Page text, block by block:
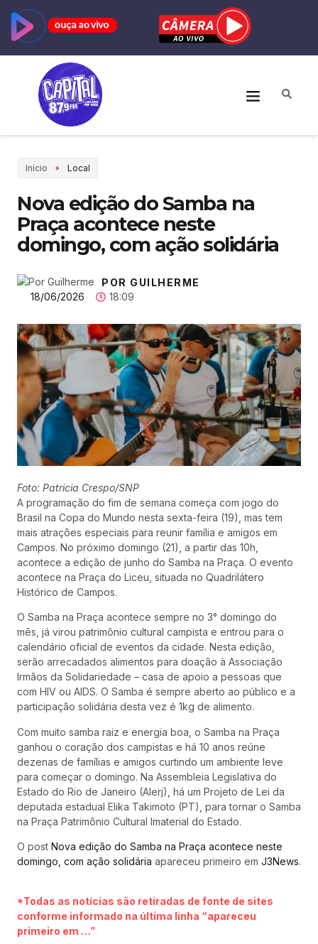
Início Local
Nova edição do Samba na
Praça acontece neste
domingo, com ação solidária
POR GUILHERME
18/06/2026
18:09
Foto: Patricia Crespo/SNP
A programação do fim de semana começa com jogo do
Brasil na Copa do Mundo nesta sexta-feira (19), mas tem
mais atrações especiais para reunir família e amigos em
Campos. No próximo domingo (21), a partir das 10h,
acontece a edição de junho do Samba na Praça. O evento
acontece na Praça do Liceu, situada no Quadrilátero
Histórico de Campos.
O Samba na Praça acontece sempre no 3° domingo do
mês, já virou patrimônio cultural campista e entrou para o
calendário oficial de eventos da cidade. Nesta edição,
serão arrecadados alimentos para doação à Associação
Irmãos da Solidariedade – casa de apoio a pessoas que
com HIV ou AIDS. O Samba é sempre aberto ao público e a
participação solidária desta vez é 1kg de alimento.
Com muito samba raiz e energia boa, o Samba na Praça
ganhou o coração dos campistas e há 10 anos reúne
dezenas de famílias e amigos curtindo um ambiente leve
para começar o domingo. Na Assembleia Legislativa do
Estado do Rio de Janeiro (Alerj), há um Projeto de Lei da
deputada estadual Elika Takimoto (PT), para tornar o Samba
na Praça Patrimônio Cultural Imaterial do Estado.
O post Nova edição do Samba na Praça acontece neste
domingo, com ação solidária apareceu primeiro em J3News.
*Todas as notícias são retiradas de fonte de sites
conforme informado na última linha “apareceu
primeiro em …”